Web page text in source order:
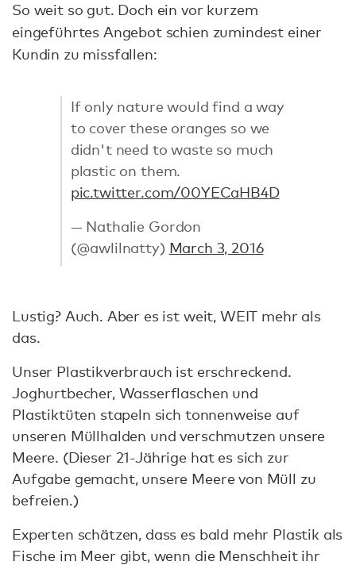
So weit so gut. Doch ein vor kurzem
eingeführtes Angebot schien zumindest einer
Kundin zu missfallen:
If only nature would find a way
to cover these oranges so we
didn't need to waste so much
plastic on them.
pic.twitter.com/00YECaHB4D
— Nathalie Gordon
(@awlilnatty) March 3, 2016
Lustig? Auch. Aber es ist weit, WEIT mehr als
das.
Unser Plastikverbrauch ist erschreckend.
Joghurtbecher, Wasserflaschen und
Plastiktüten stapeln sich tonnenweise auf
unseren Müllhalden und verschmutzen unsere
Meere. (Dieser 21-Jährige hat es sich zur
Aufgabe gemacht, unsere Meere von Müll zu
befreien.)
Experten schätzen, dass es bald mehr Plastik als
Fische im Meer gibt, wenn die Menschheit ihr